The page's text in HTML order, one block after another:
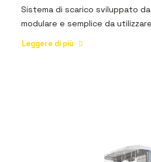
Sistema di scarico sviluppato
modulare e semplice da
Leggere di più